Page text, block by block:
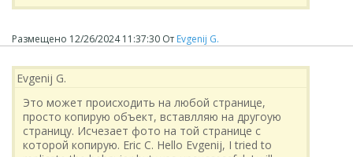
Размещено 12/26/2024 11:37:30 От Evgenij G.
Evgenij G.
Это может происходить на любой странице,
просто копирую объект, вставлляю на другоую
страницу. Исчезает фото на той странице с
которой копирую. Eric C. Hello Evgenij, I tried to